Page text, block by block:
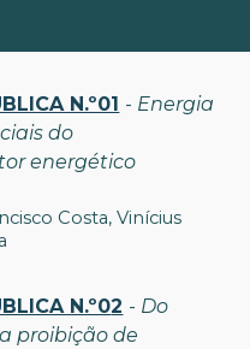
N.º01 - Energia
do
energético
Costa, Vinícius
N.º02 - Do
proibição de